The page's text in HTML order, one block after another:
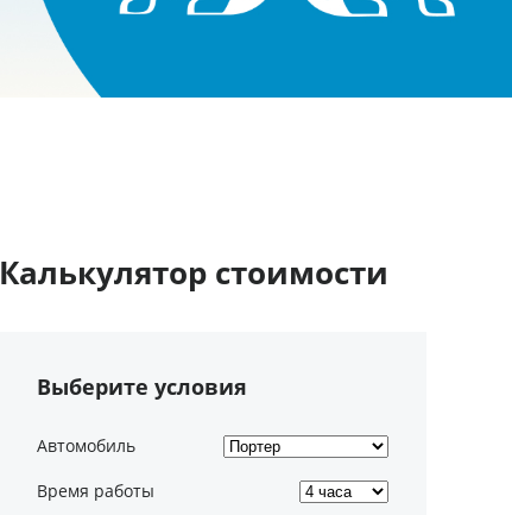
Калькулятор стоимости
Выберите условия
Автомобиль
Время работы